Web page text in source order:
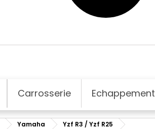
Carrosserie Echappement
Yamaha
Yzf R3 / Yzf R25